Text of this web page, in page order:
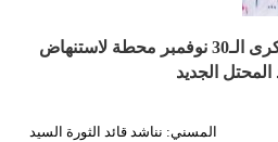
أبناء المحافظات الجنوبية: ذكرى الـ30 نوفمبر محطة لاستنهاض
الجديد
المسني: نناشد قائد الثورة السيد